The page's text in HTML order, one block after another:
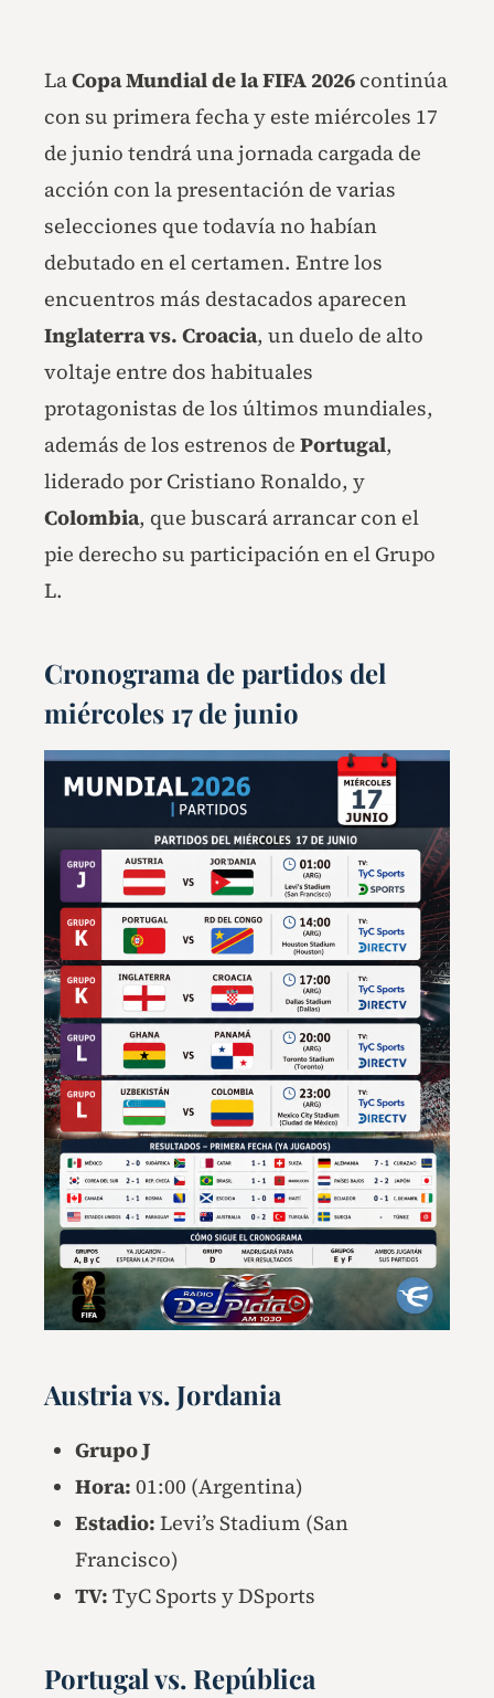
LaCopa Mundial de la FIFA 2026 continúa
con su primera fecha y este miércoles 17
de junio tendrá una jornada cargada de
acción con la presentación de varias
selecciones que todavía no habían
debutado en el certamen. Entre los
encuentros más destacados aparecen
Inglaterra vs. Croacia, un duelo de alto
voltaje entre dos habituales
protagonistas de los últimos mundiales,
además de los estrenos de Portugal,
liderado por Cristiano Ronaldo, y
Colombia, que buscará arrancar con el
pie derecho su participación en el Grupo
L.
Cronograma de partidos del
miércoles 17 de junio
Austria vs. Jordania
Grupo J
Hora: 01:00 (Argentina)
Estadio: Levi’s Stadium (San
Francisco)
TV: TyC Sports y DSports
Portugal vs. República